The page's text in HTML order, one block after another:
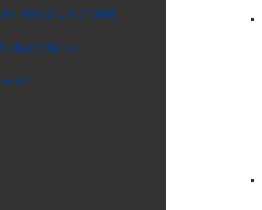
станки
станки
еще...